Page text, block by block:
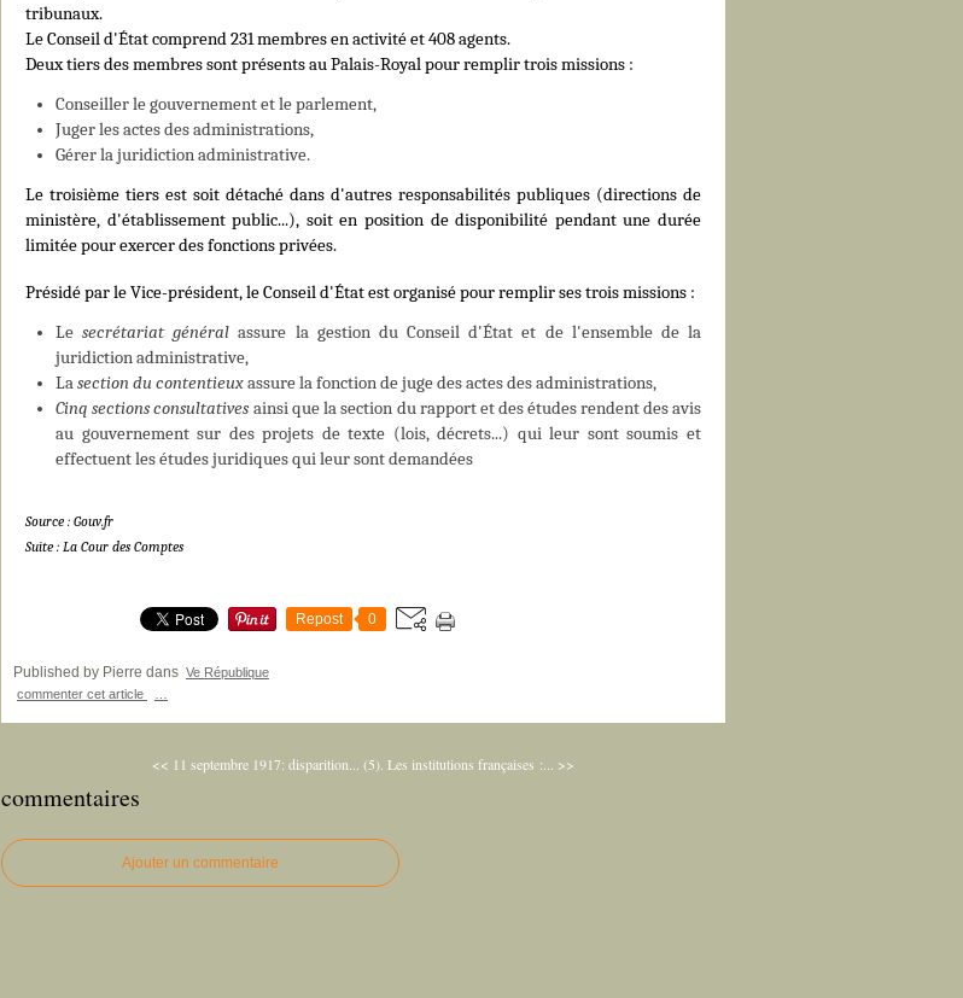
tribunaux.
Le Conseil d'État comprend 231 membres en activité et 408 agents.
Deux tiers des membres sont présents au Palais-Royal pour remplir trois missions :
Conseiller le gouvernement et le parlement,
Juger les actes des administrations,
Gérer la juridiction administrative.
Le troisième tiers est soit détaché dans d'autres responsabilités publiques (directions de
ministère, d'établissement public...), soit en position de disponibilité pendant une durée
limitée pour exercer des fonctions privées.
Présidé par le Vice-président, le Conseil d'État est organisé pour remplir ses trois missions :
Lesecrétariat général assure la gestion du Conseil d'État et de l'ensemble de la
juridiction administrative,
Lasection du contentieuxassure la fonction de juge des actes des administrations,
Cinq sections consultatives ainsi que la section du rapport et des études rendent des avis
au gouvernement sur des projets de texte (lois, décrets...) qui leur sont soumis et
effectuent les études juridiques qui leur sont demandées
Source : Gouv.fr
Suite : La Cour des Comptes
Repost 0
Published by Pierre dans Ve République
commenter cet article
<< 11 septembre 1917: disparition... (5). Les institutions françaises :... >>
commentaires
Ajouter un commentaire